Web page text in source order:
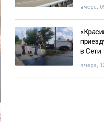
вчера,
в Сети
вчера,